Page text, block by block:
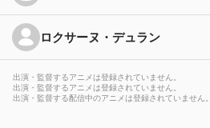
ロクサーヌ・デュラン
出演・監督するアニメは登録されていません。
出演・監督するアニメは登録されていません。
出演・監督する配信中のアニメは登録されていません。